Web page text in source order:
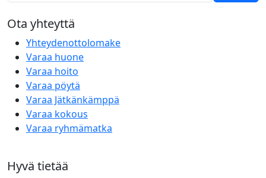
Ota yhteyttä
Yhteydenottolomake
Varaa huone
Varaa hoito
Varaa pöytä
Varaa Jätkänkämppä
Varaa kokous
Varaa ryhmämatka
Hyvä tietää